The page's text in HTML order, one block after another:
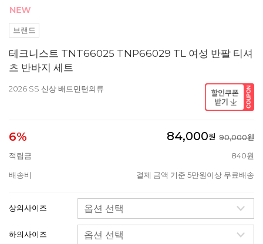
브랜드
테크니스트 TNT66025 TNP66029 TL 여성 반팔 티셔
츠 반바지 세트
2026 SS 신상 배드민턴의류
6% 84,000원 90,000원
적립금
840원
배송비 결제 금액 기준 5만원이상 무료배송
상의사이즈
하의사이즈